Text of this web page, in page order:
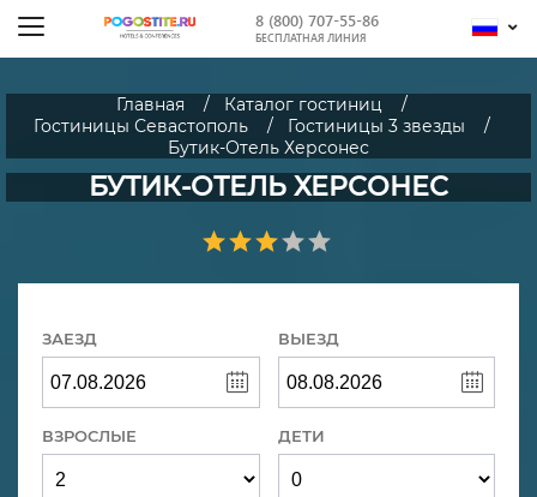
8 (800) 707-55-86
БЕСПЛАТНАЯ ЛИНИЯ
Главная
Каталог гостиниц
Гостиницы Севастополь
Гостиницы 3 звезды
Бутик-Отель Херсонес
БУТИК-ОТЕЛЬ ХЕРСОНЕС
ЗАЕЗД ВЫЕЗД
ВЗРОСЛЫЕ ДЕТИ